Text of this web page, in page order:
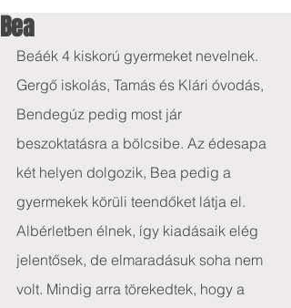
Bea
Beáék 4 kiskorú gyermeket nevelnek.
Gergő iskolás, Tamás és Klári óvodás,
Bendegúz pedig most jár
beszoktatásra a bölcsibe. Az édesapa
két helyen dolgozik, Bea pedig a
gyermekek körüli teendőket látja el.
Albérletben élnek, így kiadásaik elég
jelentősek, de elmaradásuk soha nem
volt. Mindig arra törekedtek, hogy a